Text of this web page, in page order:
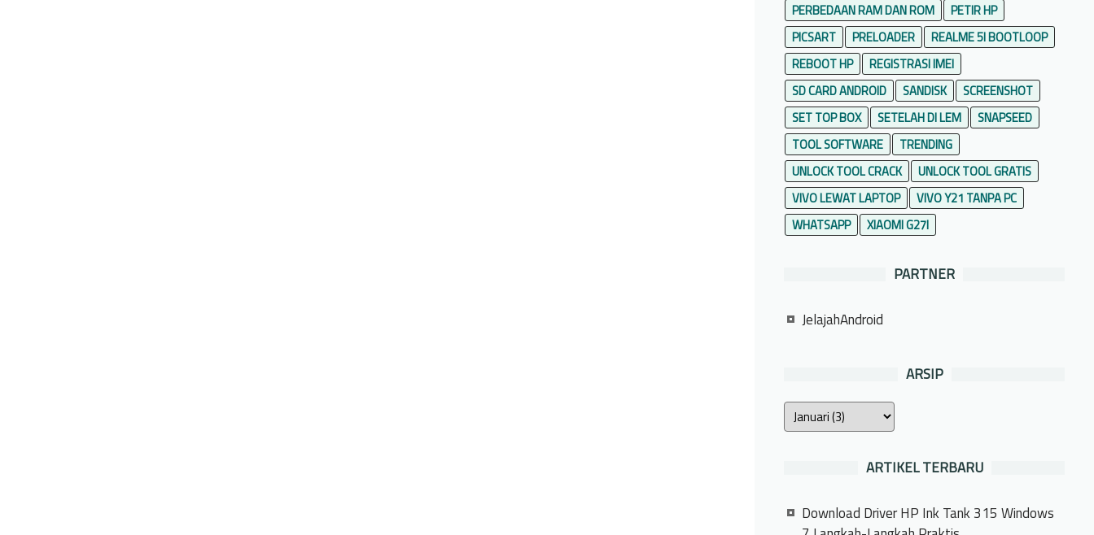
PERBEDAAN RAM DAN ROM
PETIR HP
PICSART
PRELOADER
REALME 5I BOOTLOOP
REBOOT HP
REGISTRASI IMEI
SD CARD ANDROID
SANDISK
SCREENSHOT
SET TOP BOX
SETELAH DI LEM
SNAPSEED
TOOL SOFTWARE
TRENDING
UNLOCK TOOL CRACK
UNLOCK TOOL GRATIS
VIVO LEWAT LAPTOP
VIVO Y21 TANPA PC
WHATSAPP
XIAOMI G27I
PARTNER
JelajahAndroid
ARSIP
ARTIKEL TERBARU
Download Driver HP Ink Tank 315 Windows